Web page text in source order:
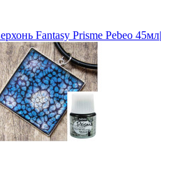
Fantasy Prisme Pebeo 45мл|